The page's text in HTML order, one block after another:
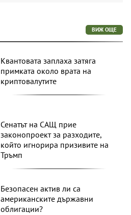
ВИЖ ОЩЕ
Квантовата заплаха затяга
примката около врата на
криптовалутите
Сенатът на САЩ прие
законопроект за разходите,
който игнорира призивите на
Тръмп
Безопасен актив ли са
американските държавни
облигации?